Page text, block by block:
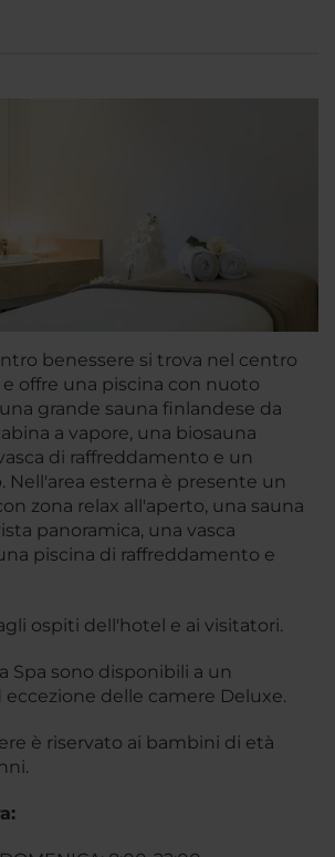
benessere si trova nel centro
offre una piscina con nuoto
grande sauna finlandese da
a vapore, una biosauna
di raffreddamento e un
Nell'area esterna è presente un
zona relax all'aperto, una sauna
panoramica, una vasca
piscina di raffreddamento e
ospiti dell'hotel e ai visitatori.
Spa sono disponibili a un
eccezione delle camere Deluxe.
è riservato ai bambini di età